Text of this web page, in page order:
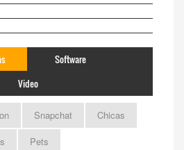
Software
Video
Snapchat
Chicas
Pets